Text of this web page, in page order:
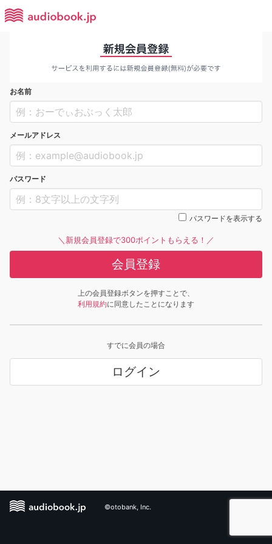
お名前
メールアドレス
パスワード
パスワードを表示する
＼新規会員登録で300ポイントもらえる！／
会員登録
上の会員登録ボタンを押すことで、
利用規約に同意したことになります
すでに会員の場合
ログイン
©otobank, Inc.